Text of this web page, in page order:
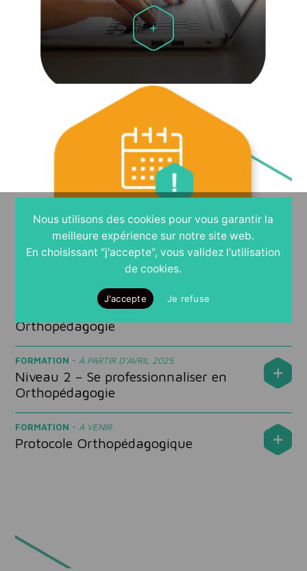
À PARTIR D'AVRIL 2025
Niveau 1 – Devenir Praticien en
Orthopédagogie
FORMATION - À PARTIR D'AVRIL 2025
Niveau 2 – Se professionnaliser en
Orthopédagogie
FORMATION - À VENIR
Protocole Orthopédagogique
Nous utilisons des cookies pour vous garantir la
meilleure expérience sur notre site web.
En choisissant "j'accepte", vous validez l'utilisation
de cookies.
J'accepte Je refuse